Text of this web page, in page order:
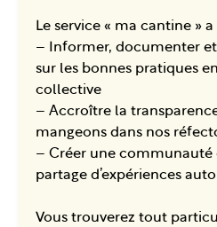
Le service « ma cantine »
– Informer, documenter
sur les bonnes pratiques
collective
– Accroître la
mangeons dans nos
– Créer une communauté
partage d’expériences
Vous trouverez tout